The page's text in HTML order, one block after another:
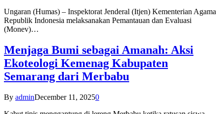
Ungaran (Humas) – Inspektorat Jenderal (Itjen) Kementerian Agama
Republik Indonesia melaksanakan Pemantauan dan Evaluasi
(Monev)…
Menjaga Bumi sebagai Amanah: Aksi
Ekoteologi Kemenag Kabupaten
Semarang dari Merbabu
By adminDecember 11, 20250